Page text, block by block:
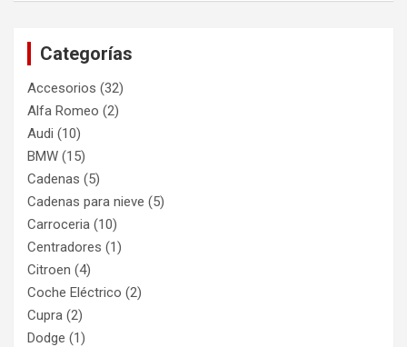
Categorías
Accesorios (32)
Alfa Romeo (2)
Audi (10)
BMW (15)
Cadenas (5)
Cadenas para nieve (5)
Carroceria (10)
Centradores (1)
Citroen (4)
Coche Eléctrico (2)
Cupra (2)
Dodge (1)